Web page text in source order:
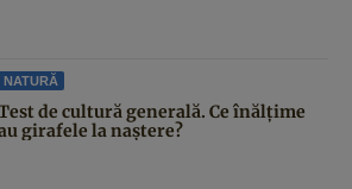
NATURĂ
de cultură generală. Ce înălțime
girafele la naștere?